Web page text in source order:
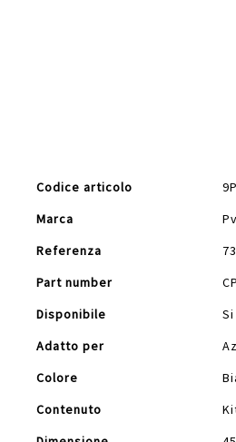
immagini
Maggiori
Codice articolo
Marca
Referenza
Part number
Disponibile
Si
Adatto per
Colore
Contenuto